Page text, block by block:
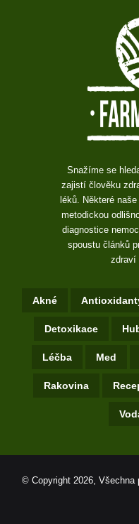
Snažíme se
zajistí člověku
léků. Některé
metodickou
diagnostice
spoustu článků
zdraví
Akné
Detoxikace
Léčba Med
Rakovina
© Copyright 2026,